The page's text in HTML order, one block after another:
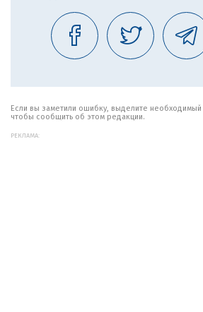
Если вы заметили ошибку, выделите необходимый
чтобы сообщить об этом редакции.
РЕКЛАМА: